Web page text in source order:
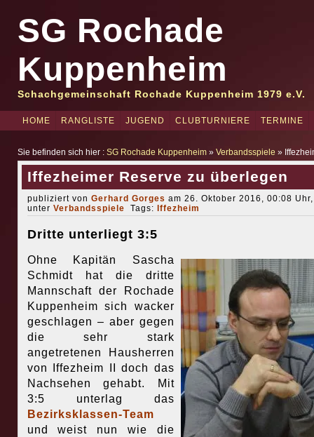
SG Rochade
Kuppenheim
Schachgemeinschaft Rochade Kuppenheim 1979 e.V.
HOME RANGLISTE JUGEND CLUBTURNIERE TERMINE
Sie befinden sich hier : SG Rochade Kuppenheim» Verbandsspiele »
Iffezheimer Reserve zu überlegen
publiziert von Gerhard Gorges am 26. Oktober 2016, 00:08 Uhr,
unter Verbandsspiele Tags: Iffezheim
Dritte unterliegt 3:5
Ohne Kapitän Sascha
Schmidt hat die dritte
Mannschaft der Rochade
Kuppenheim sich wacker
geschlagen – aber gegen
die sehr stark
angetretenen Hausherren
von Iffezheim II doch das
Nachsehen gehabt. Mit
3:5 unterlag das
Bezirksklassen-Team
und weist nun wie die